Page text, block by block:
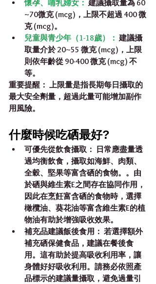
懷孕、哺乳婦女： 建議攝取量為 60
~70微克 (mcg) ，上限不超過 400 微
克 (mcg)。
兒童與青少年（1-18歲）： 建議攝
取量介於 20~55 微克 (mcg) ，上限
則依年齡從 90-400 微克 (mcg) 不
等。
重要提醒： 上限量是指長期每日攝取的
最大安全劑量，超過此量可能增加副作
用風險。
什麼時候吃硒最好?
可優先從飲食攝取：
日常應盡量透
過均衡飲食，攝取如海鮮、肉類、
全穀、堅果等富含硒的食物。。由
於硒與維生素E之間存在協同作用，
因此在烹飪富含硒的食物時，選擇
橄欖油、葵花油等富含維生素E的植
物油有助於增強吸收效果。
補充品建議飯後食用： 若選擇額外
補充硒保健食品，建議在餐後食
用 。這有助於提高吸收利用率，讓
身體好好吸收利用。請務必依照產
品標示的建議量攝取，避免過量引